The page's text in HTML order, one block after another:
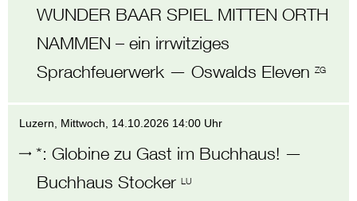
WUNDER BAAR SPIEL MITTEN ORTH
NAMMEN – ein irrwitziges
Sprachfeuerwerk— Oswalds Eleven ZG
Luzern, Mittwoch, 14.10.2026 14:00 Uhr
*:Globine zu Gast im Buchhaus! —
Buchhaus Stocker LU